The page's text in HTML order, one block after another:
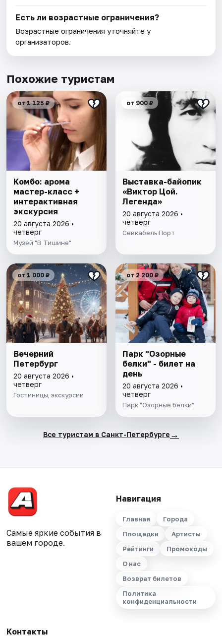
Есть ли возрастные ограничения?
Возрастные ограничения уточняйте у
организаторов.
Похожие туристам
от 1 125 ₽
Комбо: арома
мастер-класс +
интерактивная
экскурсия
20 августа 2026 •
четверг
Музей "В Тишине"
от 900 ₽
Выставка-байопик
«Виктор Цой.
Легенда»
20 августа 2026 •
четверг
Севкабель Порт
от 1 000 ₽
Вечерний
Петербург
20 августа 2026 •
четверг
Гостиницы, экскурсии
от 2 200 ₽
Парк "Озорные
белки" - билет на
день
20 августа 2026 •
четверг
Парк "Озорные белки"
Все туристам в Санкт-Петербурге →
Самые яркие события в
вашем городе.
Навигация
Главная
Города
Площадки
Артисты
Рейтинги
Промокоды
О нас
Возврат билетов
Политика
конфиденциальности
Контакты